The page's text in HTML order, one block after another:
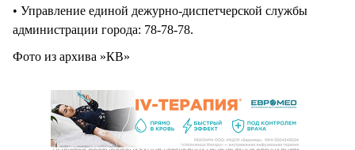
• Управление единой дежурно-диспетчерской службы
администрации города: 78-78-78.
Фото из архива »КВ»